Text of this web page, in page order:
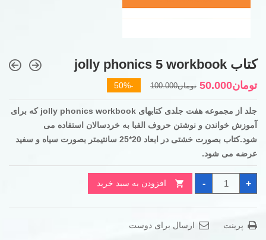
کتاب jolly phonics 5 workbook
تومان100.000قیمت
تومان100.000
بود.
تومان50.000
قیمت
تومان50.000
است.
جلد از مجموعه هفت جلدی کتابهای jolly phonics workbook که برای
آموزش خواندن و نوشتن حروف الفبا به خردسالان استفاده می
شود.کتاب بصورت خشتی در ابعاد 20*25 سانتیمتر بصورت سیاه و سفید
عرضه می شود.
-
کتاب
phonics
workbook
+ افزودن به سبد خرید
پرینت ارسال برای دوست